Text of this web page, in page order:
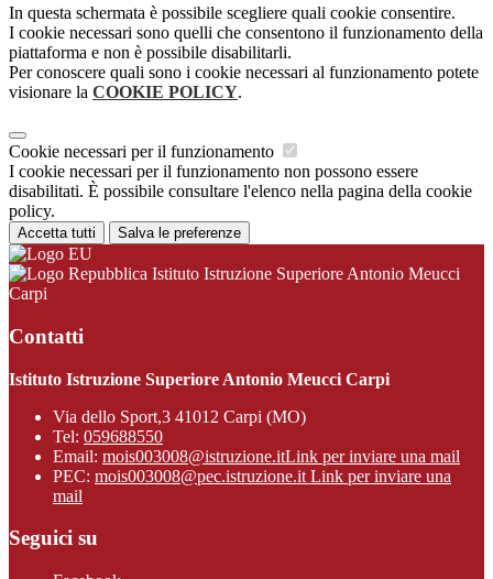
In questa schermata è possibile scegliere quali cookie consentire.
I cookie necessari sono quelli che consentono il funzionamento della
piattaforma e non è possibile disabilitarli.
Per conoscere quali sono i cookie necessari al funzionamento potete
visionare la COOKIE POLICY.
Cookie necessari per il funzionamento
I cookie necessari per il funzionamento non possono essere
disabilitati. È possibile consultare l'elenco nella pagina della cookie
policy.
Accetta tutti Salva le preferenze
Istituto Istruzione Superiore Antonio Meucci
Carpi
Contatti
Istituto Istruzione Superiore Antonio Meucci Carpi
Via dello Sport,3 41012 Carpi (MO)
Tel: 059688550
Email: mois003008@istruzione.itLink per inviare una mail
PEC: mois003008@pec.istruzione.it Link per inviare una
mail
Seguici su